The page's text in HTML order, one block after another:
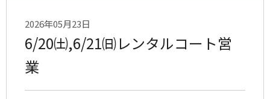
2026年05月23日
6/20㈯,6/21㈰レンタルコート営
業